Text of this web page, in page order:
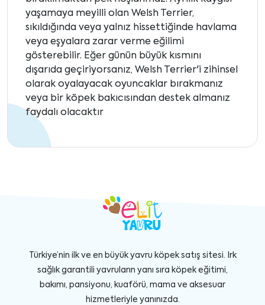
yaşamaya meyilli olan Welsh Terrier,
sıkıldığında veya yalnız hissettiğinde havlama
veya eşyalara zarar verme eğilimi
gösterebilir. Eğer günün büyük kısmını
dışarıda geçiriyorsanız, Welsh Terrier'i zihinsel
olarak oyalayacak oyuncaklar bırakmanız
veya bir köpek bakıcısından destek almanız
faydalı olacaktır
Türkiye’nin ilk ve en büyük yavru köpek satış sitesi. Irk
sağlık garantili yavruların yanı sıra köpek eğitimi,
bakımı, pansiyonu, kuaförü, mama ve aksesuar
hizmetleriyle yanınızda.